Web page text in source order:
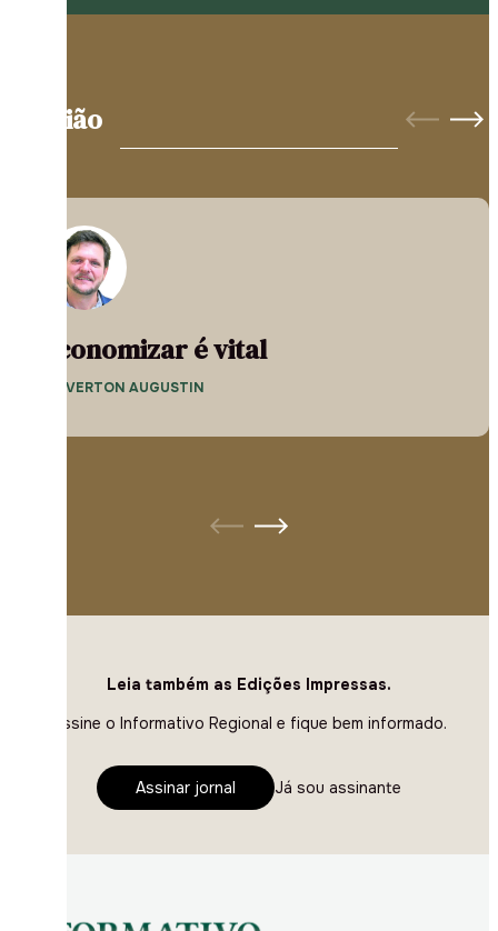
Opinião
Economizar é vital
— EVERTON AUGUSTIN
Leia também as Edições Impressas.
Assine o Informativo Regional e fique bem informado.
Assinar jornal Já sou assinante